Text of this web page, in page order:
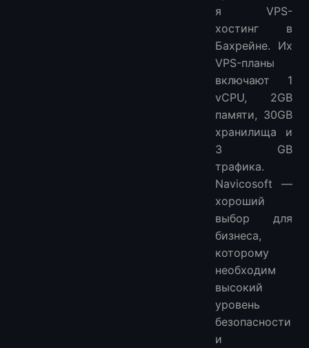
я VPS-
хостинг в
Бахрейне. Их
VPS-планы
включают 1
vCPU, 2GB
памяти, 30GB
хранилища и
3 GB
трафика.
Navicosoft —
хороший
выбор для
бизнеса,
которому
необходим
высокий
уровень
безопасности
и